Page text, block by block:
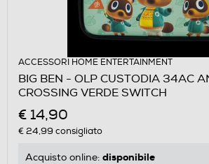
ACCESSORI HOME ENTERTAINMENT
BIG BEN - OLP CUSTODIA 34AC
CROSSING VERDE SWITCH
€ 14,90
€ 24,99 consigliato
Acquisto online: disponibile